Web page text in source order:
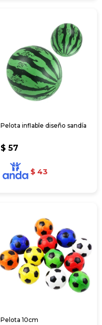
Pelota inflable diseño sandía
$ 57
$ 43
Pelota 10cm